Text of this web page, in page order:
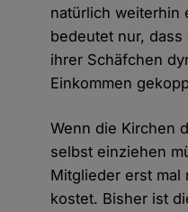
natürlich weiterhin
bedeutet nur,
ihrer Schäfchen
Einkommen
Wenn die Kirchen
selbst einziehen
Mitglieder erst mal
kostet. Bisher ist